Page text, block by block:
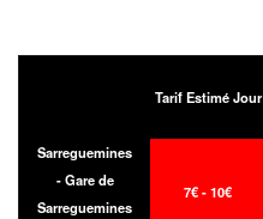
Tarif Estimé Jour
Sarreguemines
- Gare de
Sarreguemines
7€ - 10€